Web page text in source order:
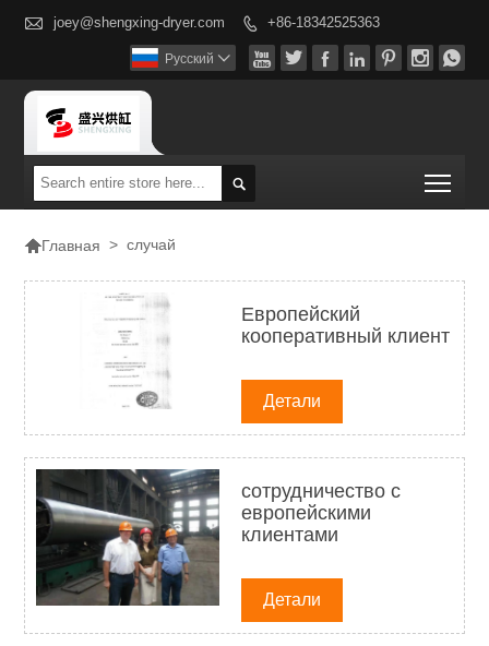
 joey@shengxing-dryer.com  +86-18342525363
      
Pусский 

Главная > случай
Европейский
кооперативный клиент
Детали
сотрудничество с
европейскими
клиентами
Детали